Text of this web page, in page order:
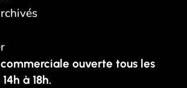
ouverte tous les
à 18h.